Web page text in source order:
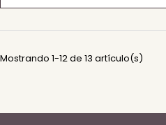
Mostrando 1-12 de 13 artículo(s)